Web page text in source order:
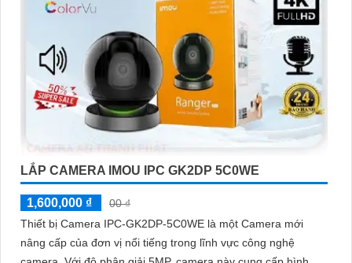
LẮP CAMERA IMOU IPC GK2DP 5C0WE
1,600,000 ₫
00 ₫
Thiết bị Camera IPC-GK2DP-5C0WE là một Camera mới
nâng cấp của đơn vị nổi tiếng trong lĩnh vực công nghệ